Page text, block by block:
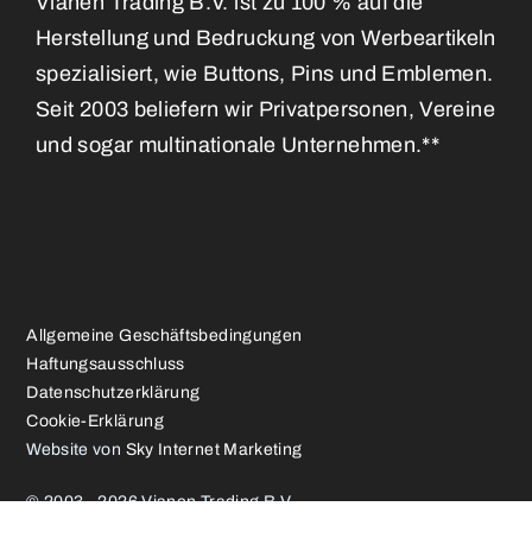
Herstellung und Bedruckung von Werbeartikeln
spezialisiert, wie Buttons, Pins und Emblemen.
Seit 2003 beliefern wir Privatpersonen, Vereine
und sogar multinationale Unternehmen.**
Allgemeine Geschäftsbedingungen
Haftungsausschluss
Datenschutzerklärung
Cookie-Erklärung
Website von Sky Internet Marketing
© 2003 - 2026 Vianen Trading B.V